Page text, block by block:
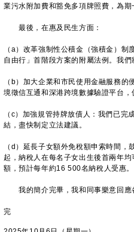
業污水附加費和豁免多項牌照費，為期
最後，在惠及民生方面：
（a）改革強制性公積金（強積金）
自由行」首階段方案的附屬法例。我們
（b）加大企業和市民使用金融服務
境徵信互通和深港跨境數據驗證平台，
（c）加強規管持牌放債人：我們已
結，盡快制定立法建議。
（d）延長子女額外免稅額申索時間
起，納稅人在每名子女出生後首兩年
額，預計每年約16 500名納稅人受惠。
我的簡介完畢，我和同事樂意回應
完